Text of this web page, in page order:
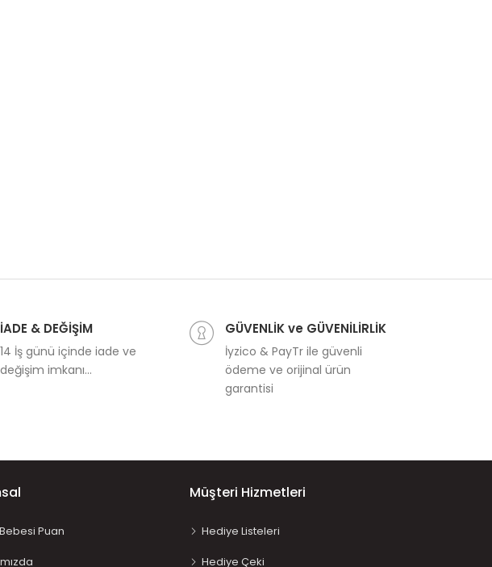
İADE & DEĞİŞİM
14 İş günü içinde iade ve
değişim imkanı...
GÜVENLİK ve GÜVENİLİRLİK
İyzico & PayTr ile güvenli
ödeme ve orijinal ürün
garantisi
Puan
Müşteri Hizmetleri
Hediye Listeleri
Hediye Çeki